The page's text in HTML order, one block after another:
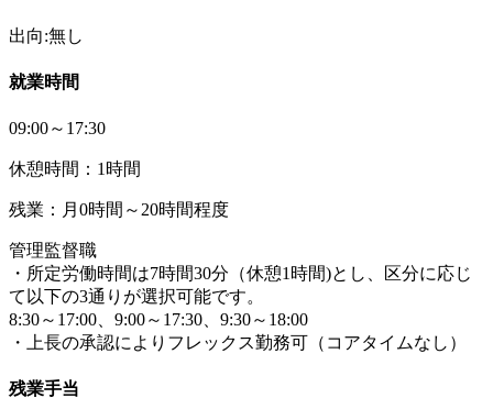
出向:無し
就業時間
09:00～17:30
休憩時間：1時間
残業：月0時間～20時間程度
管理監督職
・所定労働時間は7時間30分（休憩1時間)とし、区分に応じ
て以下の3通りが選択可能です。
8:30～17:00、9:00～17:30、9:30～18:00
・上長の承認によりフレックス勤務可（コアタイムなし）
残業手当